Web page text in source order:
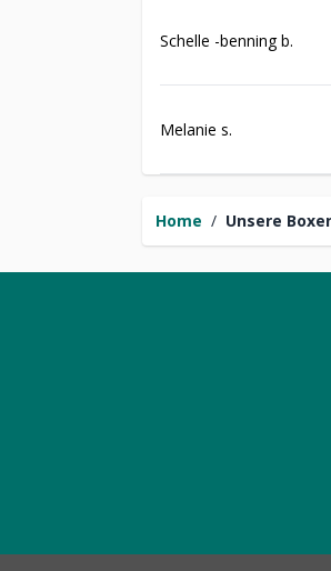
Home / Unsere
Schelle -benning b.
Melanie s.